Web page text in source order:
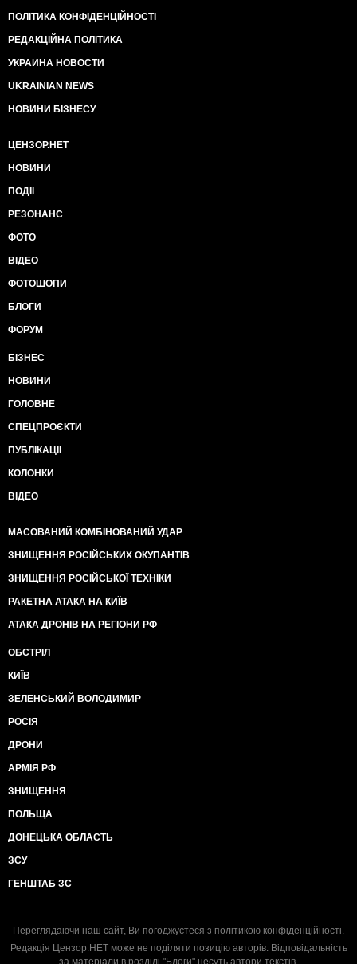
ПОЛІТИКА КОНФІДЕНЦІЙНОСТІ
РЕДАКЦІЙНА ПОЛІТИКА
УКРАИНА НОВОСТИ
UKRAINIAN NEWS
НОВИНИ БІЗНЕСУ
ЦЕНЗОР.НЕТ
НОВИНИ
ПОДІЇ
РЕЗОНАНС
ФОТО
ВІДЕО
ФОТОШОПИ
БЛОГИ
ФОРУМ
БІЗНЕС
НОВИНИ
ГОЛОВНЕ
СПЕЦПРОЄКТИ
ПУБЛІКАЦІЇ
КОЛОНКИ
ВІДЕО
МАСОВАНИЙ КОМБІНОВАНИЙ УДАР
ЗНИЩЕННЯ РОСІЙСЬКИХ ОКУПАНТІВ
ЗНИЩЕННЯ РОСІЙСЬКОЇ ТЕХНІКИ
РАКЕТНА АТАКА НА КИЇВ
АТАКА ДРОНІВ НА РЕГІОНИ РФ
ОБСТРІЛ
КИЇВ
ЗЕЛЕНСЬКИЙ ВОЛОДИМИР
РОСІЯ
ДРОНИ
АРМІЯ РФ
ЗНИЩЕННЯ
ПОЛЬЩА
ДОНЕЦЬКА ОБЛАСТЬ
ЗСУ
ГЕНШТАБ ЗС
Переглядаючи наш сайт, Ви погоджуєтеся з політикою конфіденційності.
Редакція Цензор.НЕТ може не поділяти позицію авторів. Відповідальність
за матеріали в розділі "Блоги" несуть автори текстів.